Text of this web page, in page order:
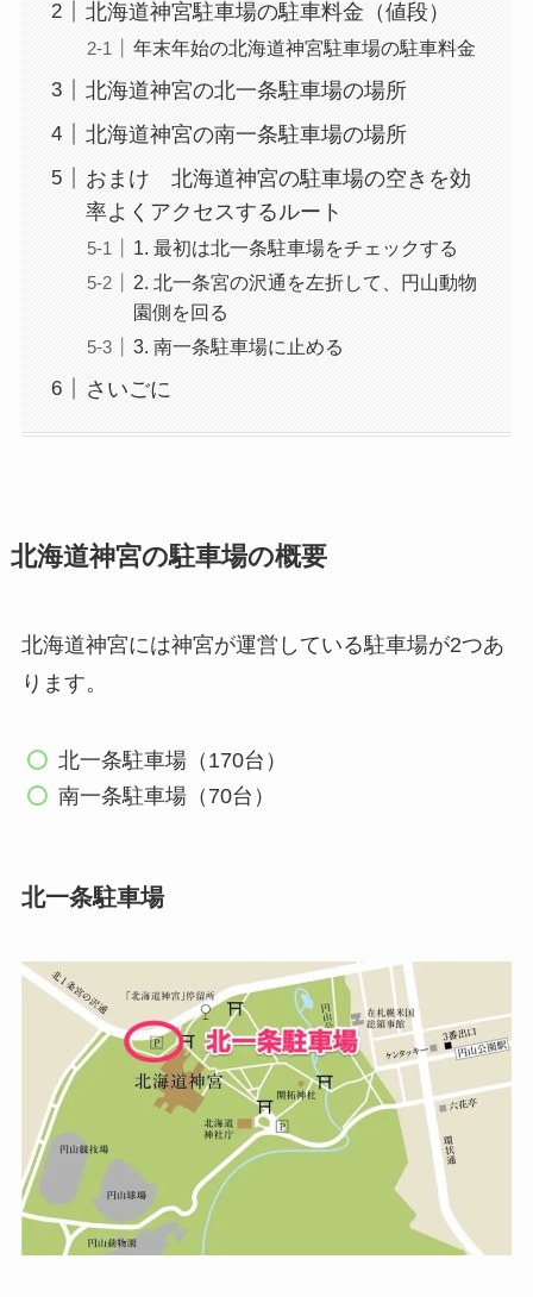
北海道神宮駐車場の駐車料金（値段）
年末年始の北海道神宮駐車場の駐車料金
北海道神宮の北一条駐車場の場所
北海道神宮の南一条駐車場の場所
おまけ 北海道神宮の駐車場の空きを効
率よくアクセスするルート
1. 最初は北一条駐車場をチェックする
2. 北一条宮の沢通を左折して、円山動物
園側を回る
3. 南一条駐車場に止める
さいごに
北海道神宮の駐車場の概要
北海道神宮には神宮が運営している駐車場が2つあ
ります。
北一条駐車場（170台）
南一条駐車場（70台）
北一条駐車場